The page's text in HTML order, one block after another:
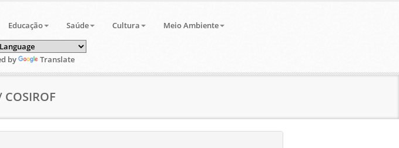
Educação Saúde Cultura Meio Ambiente
by Translate